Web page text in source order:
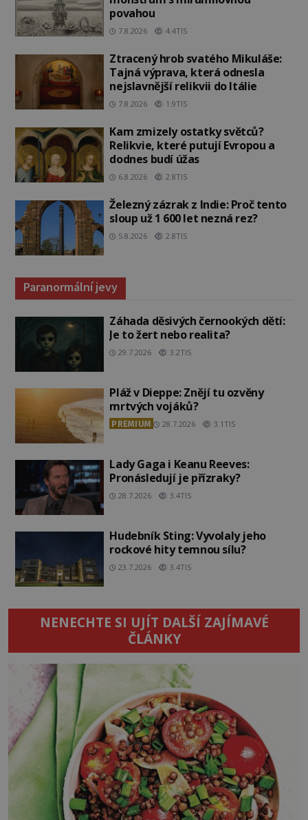
povahou
7.8.2026 4.4TIS
Ztracený hrob svatého Mikuláše:
Tajná výprava, která odnesla
nejslavnější relikvii do Itálie
7.8.2026 1.9TIS
Kam zmizely ostatky světců?
Relikvie, které putují Evropou a
dodnes budí úžas
6.8.2026 2.8TIS
Železný zázrak z Indie: Proč tento
sloup už 1 600 let nezná rez?
5.8.2026 2.8TIS
Paranormální jevy
Záhada děsivých černookých dětí:
Je to žert nebo realita?
29.7.2026 3.2TIS
Pláž v Dieppe: Znějí tu ozvěny
mrtvých vojáků?
PREMIUM 28.7.2026 3.1TIS
Lady Gaga i Keanu Reeves:
Pronásledují je přízraky?
28.7.2026 3.4TIS
Hudebník Sting: Vyvolaly jeho
rockové hity temnou sílu?
23.7.2026 3.4TIS
NENECHTE SI UJÍT DALŠÍ ZAJÍMAVÉ
ČLÁNKY